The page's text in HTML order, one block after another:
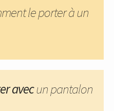
le porter à un
avecun pantalon